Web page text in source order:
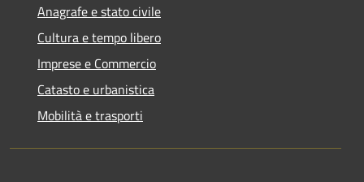
Anagrafe e stato civile
Cultura e tempo libero
Imprese e Commercio
Catasto e urbanistica
Mobilità e trasporti